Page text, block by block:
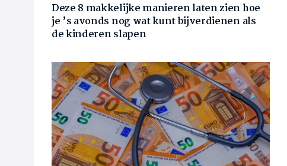
Deze 8 makkelijke manieren laten zien hoe
je ’s avonds nog wat kunt bijverdienen als
de kinderen slapen